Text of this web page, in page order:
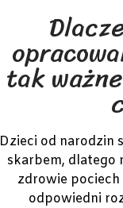
tak
Dzieci od narodzin
skarbem, dlatego
zdrowie pociech
odpowiedni